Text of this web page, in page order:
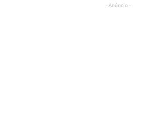
- Anúncio -